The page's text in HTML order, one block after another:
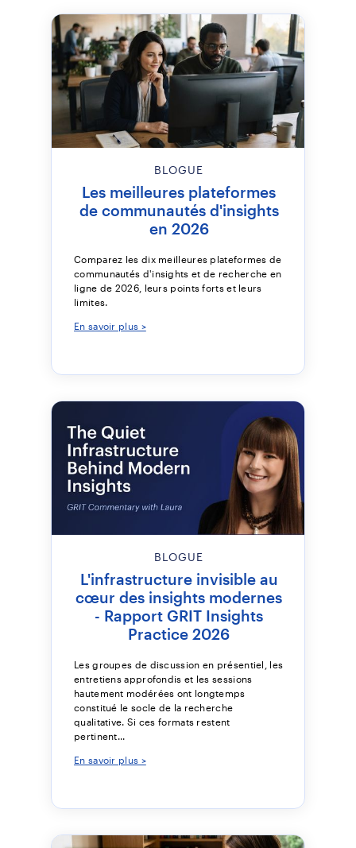
BLOGUE
Les meilleures plateformes
de communautés d'insights
en 2026
Comparez les dix meilleures plateformes de
communautés d'insights et de recherche en
ligne de 2026, leurs points forts et leurs
limites.
En savoir plus >
BLOGUE
L'infrastructure invisible au
cœur des insights modernes
- Rapport GRIT Insights
Practice 2026
Les groupes de discussion en présentiel, les
entretiens approfondis et les sessions
hautement modérées ont longtemps
constitué le socle de la recherche
qualitative. Si ces formats restent
pertinent...
En savoir plus >